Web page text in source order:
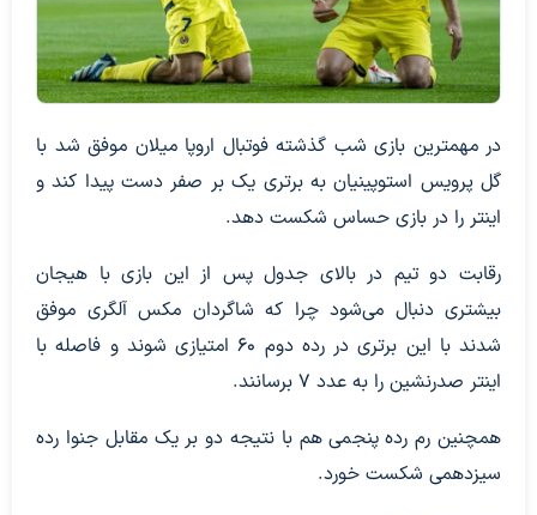
در مهمترین بازی شب گذشته فوتبال اروپا میلان موفق شد با
گل پرویس استوپینیان به برتری یک بر صفر دست پیدا کند و
اینتر را در بازی حساس شکست دهد.
رقابت دو تیم در بالای جدول پس از این بازی با هیجان
بیشتری دنبال می‌شود چرا که شاگردان مکس آلگری موفق
شدند با این برتری در رده دوم ۶۰ امتیازی شوند و فاصله با
اینتر صدرنشین را به عدد ۷ برسانند.
همچنین رم رده پنجمی هم با نتیجه دو بر یک مقابل جنوا رده
سیزدهمی شکست خورد.